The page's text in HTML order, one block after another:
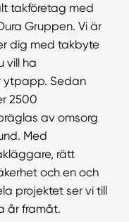
takföretag med
Gruppen. Vi är
dig med takbyte
vill ha
ytpapp. Sedan
2500
av omsorg
Med
rätt
och en och
projektet ser vi till
år framåt.